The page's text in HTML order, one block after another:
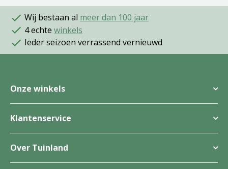
Wij bestaan al meer dan 100 jaar
4 echte winkels
Ieder seizoen verrassend vernieuwd
Onze winkels
Klantenservice
Over Tuinland